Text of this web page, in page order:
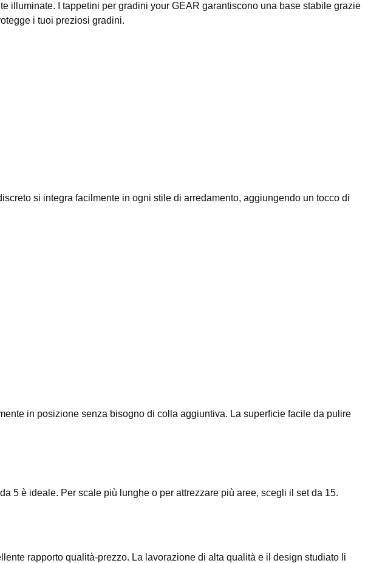
illuminate. I tappetini per gradini your GEAR garantiscono una base stabile grazie
i tuoi preziosi gradini.
si integra facilmente in ogni stile di arredamento, aggiungendo un tocco di
in posizione senza bisogno di colla aggiuntiva. La superficie facile da pulire
5 è ideale. Per scale più lunghe o per attrezzare più aree, scegli il set da 15.
rapporto qualità-prezzo. La lavorazione di alta qualità e il design studiato li